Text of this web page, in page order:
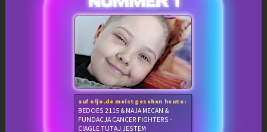
auf oljo.de meistgesehen heute:
BEDOES 2115 & MAJA MECAN &
FUNDACJA CANCER FIGHTERS -
CIAGLE TUTAJ JESTEM